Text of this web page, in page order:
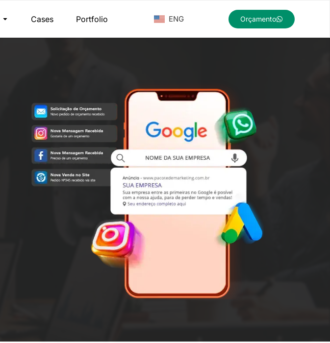
Cases Portfolio ENG Orçamento